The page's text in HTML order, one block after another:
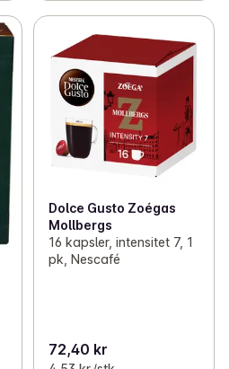
Dolce Gusto Zoégas
Mollbergs
16 kapsler, intensitet 7, 1
pk, Nescafé
72,40 kr